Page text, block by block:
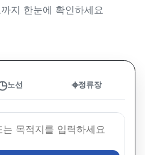
까지 한눈에 확인하세요
노선 ⌖정류장